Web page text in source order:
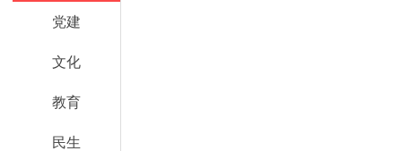
党建
文化
教育
民生